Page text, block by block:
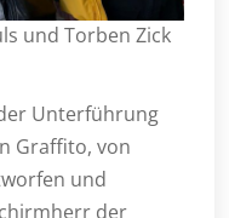
und Torben Zick
Unterführung
Graffito, von
und
der